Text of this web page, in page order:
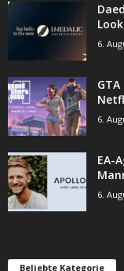
6.
6.
EA-
6.
Beliebte Kategorie